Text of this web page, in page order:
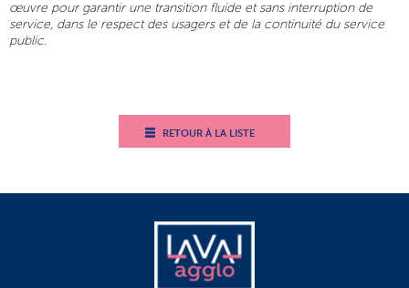
œuvre pour garantir une transition fluide et sans interruption de
service, dans le respect des usagers et de la continuité du service
public.
RETOUR À LA LISTE